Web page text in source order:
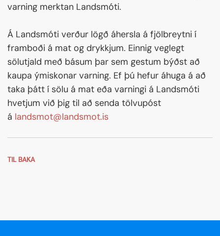
varning merktan Landsmóti.
Á Landsmóti verður lögð áhersla á fjölbreytni í
framboði á mat og drykkjum. Einnig veglegt
sölutjald með básum þar sem gestum býðst að
kaupa ýmiskonar varning. Ef þú hefur áhuga á að
taka þátt í sölu á mat eða varningi á Landsmóti
hvetjum við þig til að senda tölvupóst
á landsmot@landsmot.is
TIL BAKA